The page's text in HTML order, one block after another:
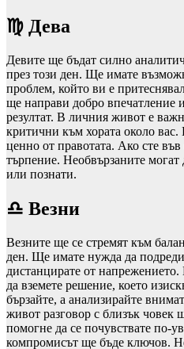
♍ Дева
Девите ще бъдат силно
през този ден. Ще имате
проблем, който ви е
ще направи добро впечатление
резултат. В личния живот е
критични към хората около вас.
ценно от правотата. Ако сте
търпение. Необвързаните могат
или познати.
♎ Везни
Везните ще се стремят към
ден. Ще имате нужда да
дистанцирате от
да вземете решение, което
бързайте, а анализирайте
живот разговор с близък човек
помогне да се почувствате по-
компромисът ще бъде ключов.